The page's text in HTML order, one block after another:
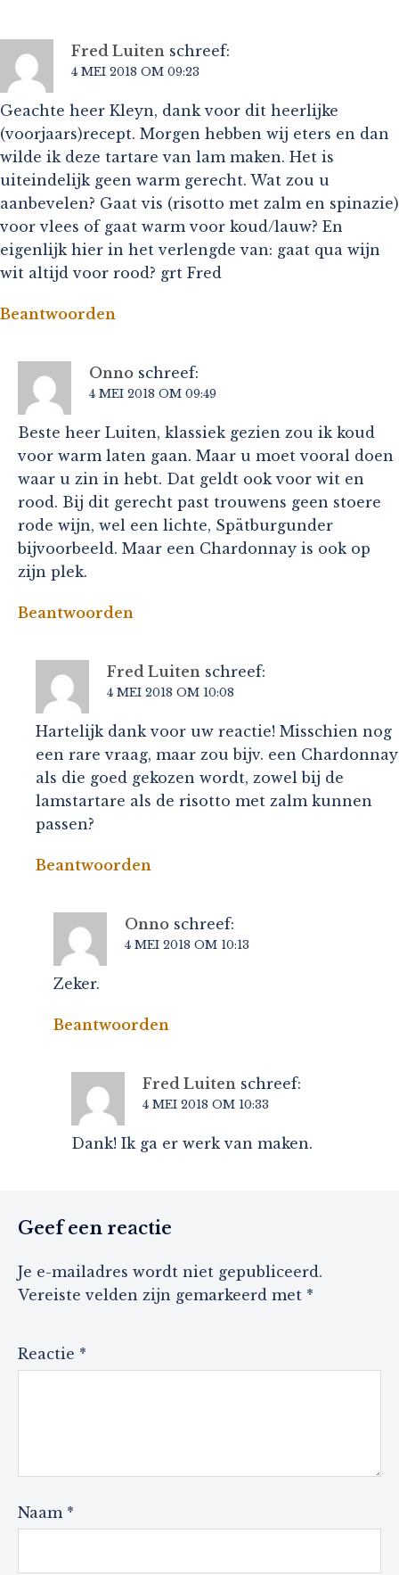
Fred Luiten schreef:
4 MEI 2018 OM 09:23
Geachte heer Kleyn, dank voor dit heerlijke
(voorjaars)recept. Morgen hebben wij eters en dan
wilde ik deze tartare van lam maken. Het is
uiteindelijk geen warm gerecht. Wat zou u
aanbevelen? Gaat vis (risotto met zalm en spinazie)
voor vlees of gaat warm voor koud/lauw? En
eigenlijk hier in het verlengde van: gaat qua wijn
wit altijd voor rood? grt Fred
Beantwoorden
Onno schreef:
4 MEI 2018 OM 09:49
Beste heer Luiten, klassiek gezien zou ik koud
voor warm laten gaan. Maar u moet vooral doen
waar u zin in hebt. Dat geldt ook voor wit en
rood. Bij dit gerecht past trouwens geen stoere
rode wijn, wel een lichte, Spätburgunder
bijvoorbeeld. Maar een Chardonnay is ook op
zijn plek.
Beantwoorden
Fred Luiten schreef:
4 MEI 2018 OM 10:08
Hartelijk dank voor uw reactie! Misschien nog
een rare vraag, maar zou bijv. een Chardonnay
als die goed gekozen wordt, zowel bij de
lamstartare als de risotto met zalm kunnen
passen?
Beantwoorden
Onno schreef:
4 MEI 2018 OM 10:13
Zeker.
Beantwoorden
Fred Luiten schreef:
4 MEI 2018 OM 10:33
Dank! Ik ga er werk van maken.
Geef een reactie
Je e-mailadres wordt niet gepubliceerd.
Vereiste velden zijn gemarkeerd met *
Reactie *
Naam *